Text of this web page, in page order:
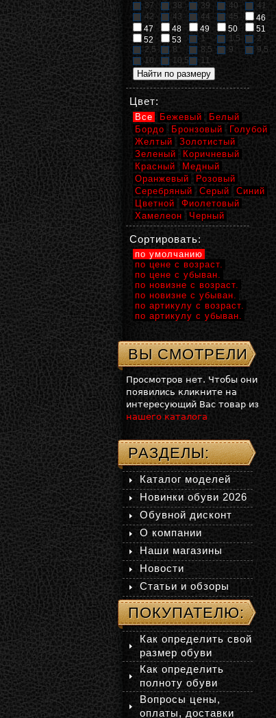
37
38 39 40
41
42
43 44 45
46
47
48 49 50
51
52
53 1 1,5
2
2,5
8 8,5 9
9,5
10
10,5 11
Цвет:
Все Бежевый
Белый
Бордо
Бронзовый
Голубой
Желтый
Золотистый
Зеленый
Коричневый
Красный
Медный
Оранжевый
Розовый
Серебряный
Серый
Синий
Цветной
Фиолетовый
Хамелеон
Черный
Сортировать:
по умолчанию
по цене с возраст.
по цене с убыван.
по новизне с возраст.
по новизне с убыван.
по артикулу с возраст.
по артикулу с убыван.
ВЫ СМОТРЕЛИ
Просмотров нет. Чтобы они
появились кликните на
интересующий Вас товар из
нашего каталога
РАЗДЕЛЫ:
Каталог моделей
Новинки обуви 2026
Обувной дисконт
О компании
Наши магазины
Новости
Статьи и обзоры
ПОКУПАТЕЛЮ:
Как определить свой
размер обуви
Как определить
полноту обуви
Вопросы цены,
оплаты, доставки